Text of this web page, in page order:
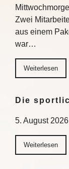
Zwei
aus einem
war…
Weiterlesen
Die
5. August
Weiterlesen